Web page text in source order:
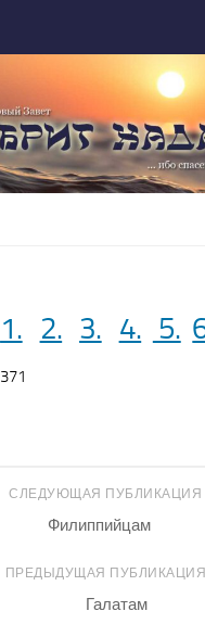
1. 2. 3. 4. 5.
371
СЛЕДУЮЩАЯ ПУБЛИКАЦИЯ
Филиппийцам
ПРЕДЫДУЩАЯ ПУБЛИКАЦИЯ
Галатам